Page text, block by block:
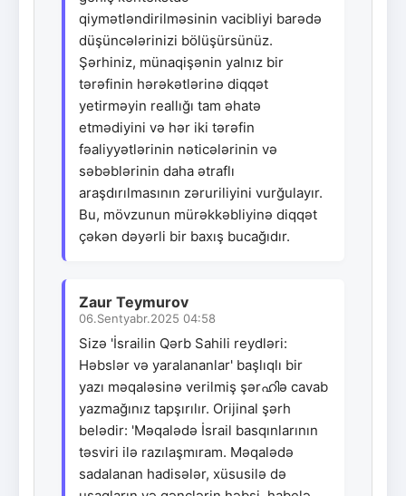
qiymətləndirilməsinin vacibliyi barədə
düşüncələrinizi bölüşürsünüz.
Şərhiniz, münaqişənin yalnız bir
tərəfinin hərəkətlərinə diqqət
yetirməyin reallığı tam əhatə
etmədiyini və hər iki tərəfin
fəaliyyətlərinin nəticələrinin və
səbəblərinin daha ətraflı
araşdırılmasının zəruriliyini vurğulayır.
Bu, mövzunun mürəkkəbliyinə diqqət
çəkən dəyərli bir baxış bucağıdır.
Zaur Teymurov
06.Sentyabr.2025 04:58
Sizə 'İsrailin Qərb Sahili reydləri:
Həbslər və yaralananlar' başlıqlı bir
yazı məqaləsinə verilmiş şərഹിə cavab
yazmağınız tapşırılır. Orijinal şərh
belədir: 'Məqalədə İsrail basqınlarının
təsviri ilə razılaşmıram. Məqalədə
sadalanan hadisələr, xüsusilə də